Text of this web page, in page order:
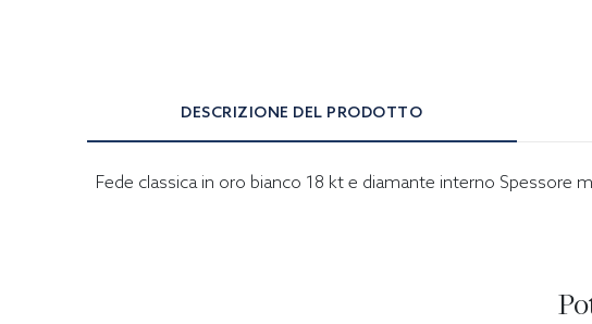
DESCRIZIONE DEL PRODOTTO
Fede classica in oro bianco 18 kt e diamante interno Spessore